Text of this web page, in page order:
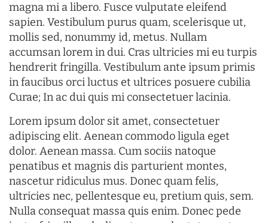
magna mi a libero. Fusce vulputate eleifend
sapien. Vestibulum purus quam, scelerisque ut,
mollis sed, nonummy id, metus. Nullam
accumsan lorem in dui. Cras ultricies mi eu turpis
hendrerit fringilla. Vestibulum ante ipsum primis
in faucibus orci luctus et ultrices posuere cubilia
Curae; In ac dui quis mi consectetuer lacinia.
Lorem ipsum dolor sit amet, consectetuer
adipiscing elit. Aenean commodo ligula eget
dolor. Aenean massa. Cum sociis natoque
penatibus et magnis dis parturient montes,
nascetur ridiculus mus. Donec quam felis,
ultricies nec, pellentesque eu, pretium quis, sem.
Nulla consequat massa quis enim. Donec pede